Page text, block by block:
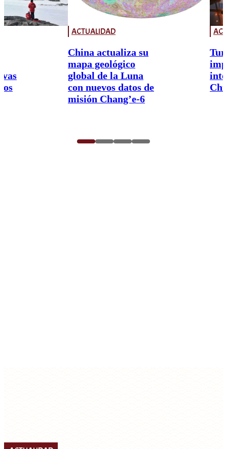
ACTUALIDAD
China actualiza su
mapa geológico
global de la Luna
con nuevos datos de
misión Chang’e-6